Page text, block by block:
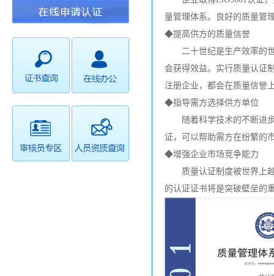
量管理体系。良好的质量管
◆提高供方的质量信誉
二十世纪是生产效率的世
会获得效益。实行质量认证
注册企业，都会在质量信誉
◆指导需方选择供方单位
随着科学技术的不断进步
证，可以帮助需方在纷繁的
◆增强企业市场竞争能力
质量认证制度被世界上越
的认证证书将是突破壁垒的